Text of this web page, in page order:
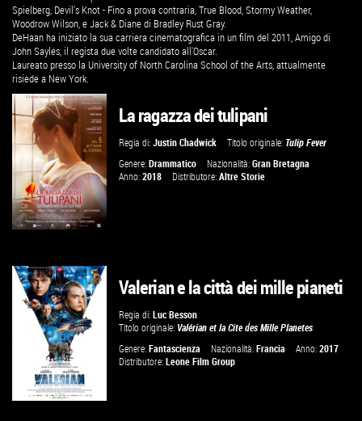
Spielberg, Devil's Knot - Fino a prova contraria, True Blood, Stormy Weather,
Woodrow Wilson, e Jack & Diane di Bradley Rust Gray.
DeHaan ha iniziato la sua carriera cinematografica in un film del 2011, Amigo di
John Sayles, il regista due volte candidato all'Oscar.
Laureato presso la University of North Carolina School of the Arts, attualmente
risiede a New York.
GUARDA IL TRAILER
VAI ALLA SCHEDA
La ragazza dei tulipani
Regia di:Justin Chadwick Titolo originale: Tulip Fever
Genere:Drammatico Nazionalità:Gran Bretagna
Anno:2018 Distributore:Altre Storie
Valerian e la città dei mille pianeti
Regia di:Luc Besson
Titolo originale: Valérian et la Cite des Mille Planetes
Genere:Fantascienza Nazionalità:Francia Anno:2017
Distributore:Leone Film Group